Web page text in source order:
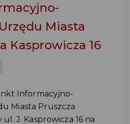
Miasta
Kasprowicza 16
Informacyjno-
Miasta Pruszcza
J. Kasprowicza 16 na